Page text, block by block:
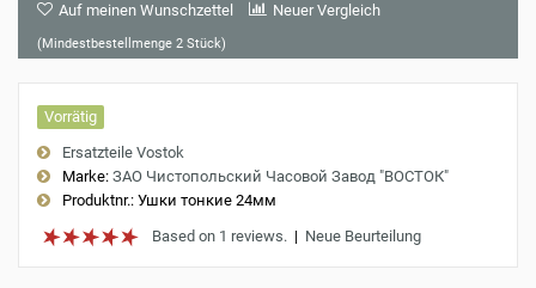
Auf meinen Wunschzettel Neuer Vergleich
(Mindestbestellmenge 2 Stück)
Vorrätig
Ersatzteile Vostok
Marke: ЗАО Чистопольский Часовой Завод "ВОСТОК"
Produktnr.: Ушки тонкие 24мм
Based on 1 reviews. | Neue Beurteilung